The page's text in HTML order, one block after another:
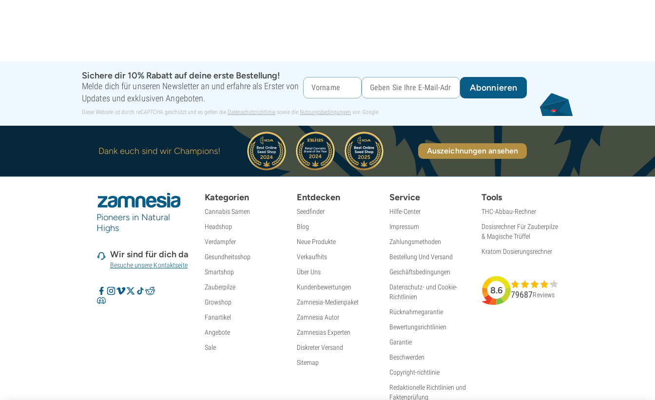
Sichere dir 10% Rabatt auf deine erste Bestellung!
Melde dich für unseren Newsletter an und erfahre als Erster von
Updates und exklusiven Angeboten.
Abonnieren
Diese Website ist durch reCAPTCHA geschützt und es gelten die Datenschutzrichtlinie sowie die Nutzungsbedingungen von Google.
Dank euch sind wir Champions! Auszeichnungen ansehen
Pioneers in Natural
Highs
Wir sind für dich da
Besuche unsere Kontaktseite
Kategorien
Cannabis Samen
Headshop
Verdampfer
Gesundheitsshop
Smartshop
Zauberpilze
Growshop
Fanartikel
Angebote
Sale
Entdecken
Seedfinder
Blog
Neue Produkte
Verkaufhits
Über Uns
Kundenbewertungen
Zamnesia-Medienpaket
Zamnesia Autor
Zamnesias Experten
Diskreter Versand
Sitemap
Service
Hilfe-Center
Impressum
Zahlungsmethoden
Bestellung Und Versand
Geschäftsbedingungen
Datenschutz- und Cookie-
Richtlinien
Rücknahmegarantie
Bewertungsrichtlinien
Garantie
Beschwerden
Copyright-richtlinie
Redaktionelle Richtlinien und
Faktenprüfung
Tools
THC-Abbau-Rechner
Dosisrechner Für Zauberpilze
& Magische Trüffel
Kratom Dosierungsrechner
8.6 79687Reviews